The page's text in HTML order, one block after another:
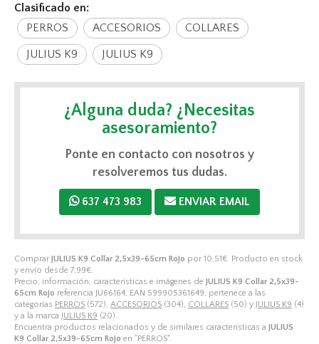
Comprar JULIUS K9 Collar 2,5x39-65cm Rojo por 10,51€ . Producto en stock
y envío desde 7,99€
Precio, información, características e imágenes de JULIUS K9 Collar 2,5x39-
65cm Rojo referencia JU66164, EAN 599905361649, pertenece a las
categorías PERROS (572), ACCESORIOS (304), COLLARES (50) y JULIUS K9 (4)
y a la marca JULIUS K9 (20).
Encuentra productos relacionados y de similares características a JULIUS
K9 Collar 2,5x39-65cm Rojo en "PERROS".
Clasificado en:
PERROS
ACCESORIOS COLLARES
JULIUS K9 JULIUS K9
¿Alguna duda? ¿Necesitas
asesoramiento?
Ponte en contacto con nosotros y
resolveremos tus dudas.
637 473 983 ENVIAR EMAIL